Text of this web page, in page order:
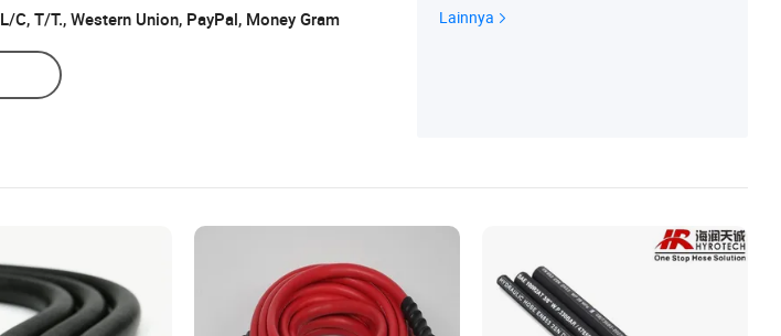
L/C, T/T., Western Union, PayPal, Money Gram
Lainnya